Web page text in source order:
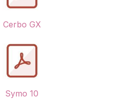
Cerbo GX
Symo 10